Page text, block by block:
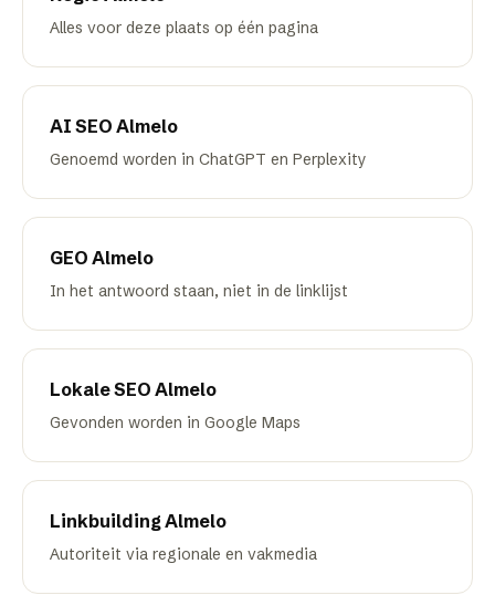
Alles voor deze plaats op één pagina
AI SEO Almelo
Genoemd worden in ChatGPT en Perplexity
GEO Almelo
In het antwoord staan, niet in de linklijst
Lokale SEO Almelo
Gevonden worden in Google Maps
LinkbuildingAlmelo
Autoriteit via regionale en vakmedia